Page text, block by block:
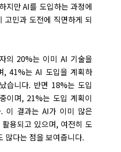
지만 AI를 도입하는 과정에
고민과 도전에 직면하게 되
의 20%는 이미 AI 기술을
, 41%는 AI 도입을 계획하
습니다. 반면 18%는 도입
이며, 21%는 도입 계획이
이 결과는 AI가 이미 많은
용되고 있으며, 여전히 도
많다는 점을 보여줍니다.